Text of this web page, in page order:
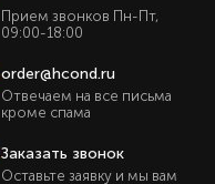
Прием звонков Пн-Пт,
09:00-18:00
order@hcond.ru
Отвечаем на все письма
кроме спама
Заказать звонок
Оставьте заявку и мы вам